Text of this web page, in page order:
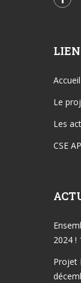
Accueil
Le
Les
CSE
2024 !
Projet